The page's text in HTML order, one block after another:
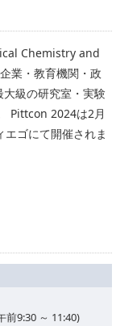
Chemistry and
業・教育機関・政
級の研究室・実験
Pittcon 2024は2月
ゴにて開催されま
前9:30 ～ 11:40)